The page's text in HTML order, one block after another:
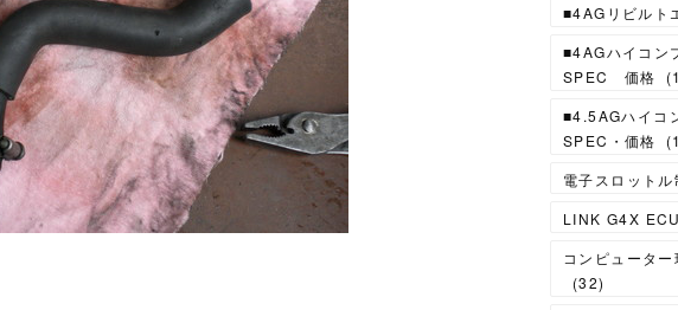
■4AGリビル
■4AGハイコン
SPEC 価格
(1
■4.5AGハイコ
SPEC・価格
(1
電子スロットル
LINK G4X ECU
コンピュータ
(32)